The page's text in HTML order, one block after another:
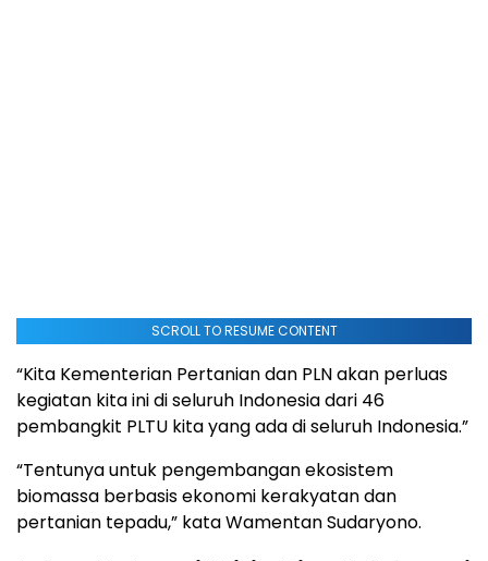
SCROLL TO RESUME CONTENT
“Kita Kementerian Pertanian dan PLN akan perluas
kegiatan kita ini di seluruh Indonesia dari 46
pembangkit PLTU kita yang ada di seluruh Indonesia.”
“Tentunya untuk pengembangan ekosistem
biomassa berbasis ekonomi kerakyatan dan
pertanian tepadu,” kata Wamentan Sudaryono.